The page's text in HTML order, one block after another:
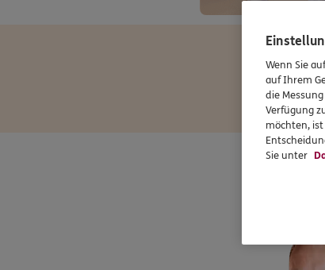
In
Wenn Sie
auf Ihrem
die
Verfügung
möchten,
Sie unter